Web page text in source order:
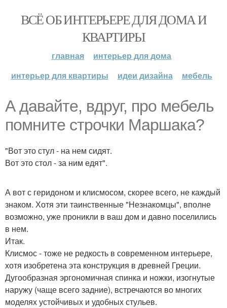
ВСЁ ОБ ИНТЕРЬЕРЕ ДЛЯ ДОМА И
КВАРТИРЫ
главная
интерьер для дома
интерьер для квартиры
идеи дизайна мебель
А давайте, вдруг, про мебель
помните строчки Маршака?
"Вот это стул - на нем сидят.
Вот это стол - за ним едят".
А вот с геридоном и клисмосом, скорее всего, не каждый
знаком. Хотя эти таинственные "Незнакомцы", вполне
возможно, уже проникли в ваш дом и давно поселились
в нем.
Итак.
Клисмос - тоже не редкость в современном интерьере,
хотя изобретена эта конструкция в древней Греции.
Дугообразная эргономичная спинка и ножки, изогнутые
наружу (чаще всего задние), встречаются во многих
моделях устойчивых и удобных стульев.